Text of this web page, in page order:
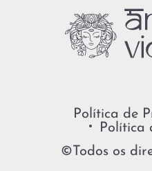
Política de
Política
©Todos os